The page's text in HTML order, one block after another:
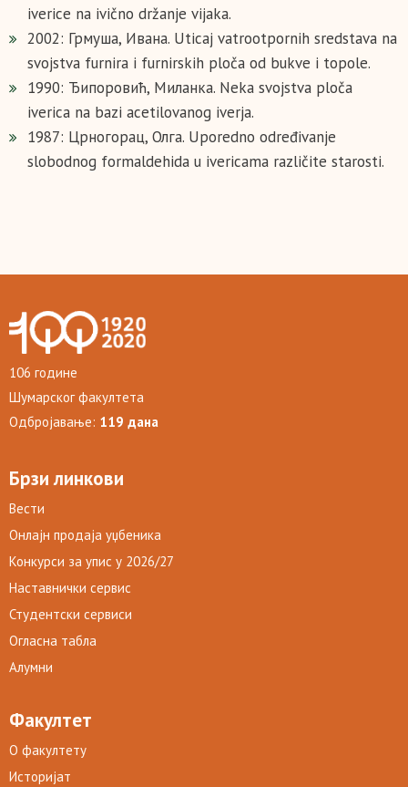
iverice na ivično držanje vijaka.
2002: Грмуша, Ивана. Uticaj vatrootpornih sredstava na
svojstva furnira i furnirskih ploča od bukve i topole.
1990: Ђипоровић, Миланка. Neka svojstva ploča
iverica na bazi acetilovanog iverja.
1987: Црногорац, Олга. Uporedno određivanje
slobodnog formaldehida u ivericama različite starosti.
106 године
Шумарског факултета
Одбројавање: 119 дана
Брзи линкови
Вести
Онлајн продаја уџбеника
Конкурси за упис у 2026/27
Наставнички сервис
Студентски сервиси
Огласна табла
Алумни
Факултет
О факултету
Историјат